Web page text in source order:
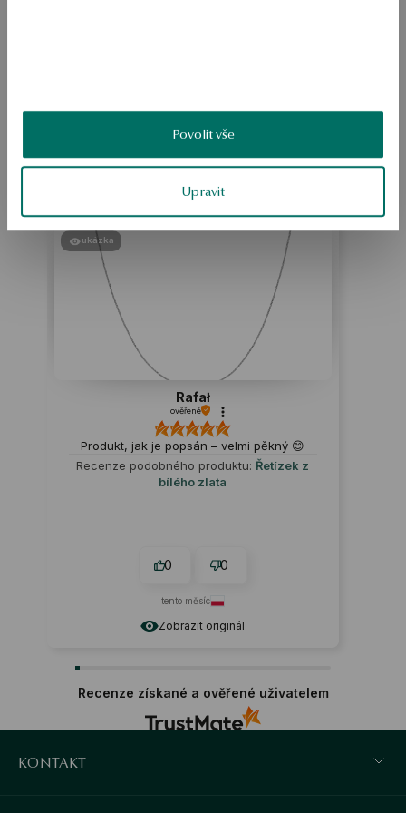
Povolit vše
Upravit
Produkt nemá žádné recenze
Jak sbíráme recenze?
Zobrazit originál
ukázka
Rafał
ověřené
Produkt, jak je popsán – velmi pěkný 😊
Recenze podobného produktu: Řetízek z
bílého zlata
0 0
tento měsíc
Recenze získané a ověřené uživatelem
KONTAKT